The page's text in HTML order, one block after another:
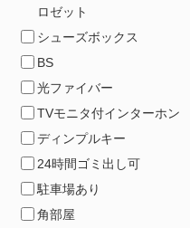
ロゼット
シューズボックス
BS
光ファイバー
TVモニタ付インターホン
ディンプルキー
24時間ゴミ出し可
駐車場あり
角部屋